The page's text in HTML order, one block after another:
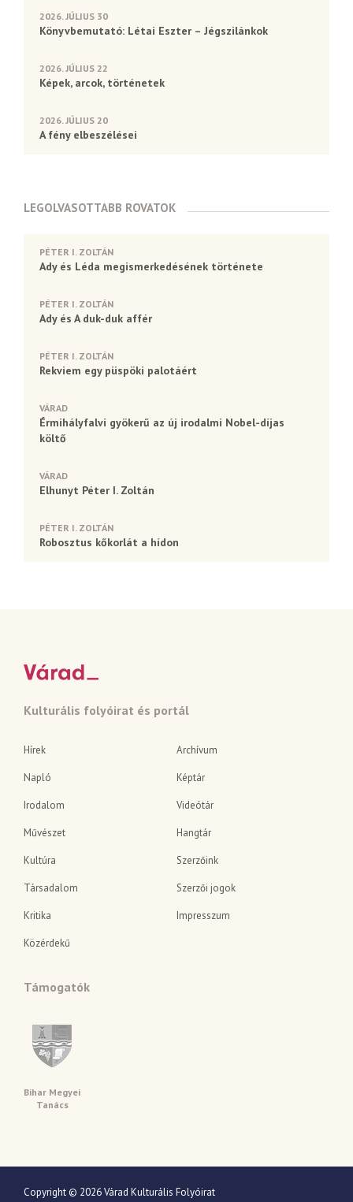
2026. JÚLIUS 30
Könyvbemutató: Létai Eszter – Jégszilánkok
2026. JÚLIUS 22
Képek, arcok, történetek
2026. JÚLIUS 20
A fény elbeszélései
LEGOLVASOTTABB ROVATOK
PÉTER I. ZOLTÁN
Ady és Léda megismerkedésének története
PÉTER I. ZOLTÁN
Ady és A duk-duk affér
PÉTER I. ZOLTÁN
Rekviem egy püspöki palotáért
VÁRAD
Érmihályfalvi gyökerű az új irodalmi Nobel-díjas
költő
VÁRAD
Elhunyt Péter I. Zoltán
PÉTER I. ZOLTÁN
Robosztus kőkorlát a hídon
Kulturális folyóirat és portál
Hírek
Napló
Irodalom
Művészet
Kultúra
Társadalom
Kritika
Közérdekű
Archívum
Képtár
Videótár
Hangtár
Szerzőink
Szerzői jogok
Impresszum
Támogatók
Bihar Megyei
Tanács
Copyright © 2026 Várad Kulturális Folyóirat